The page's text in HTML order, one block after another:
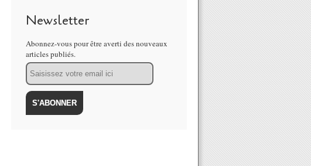
Newsletter
Abonnez-vous pour être averti des nouveaux
articles publiés.
Email